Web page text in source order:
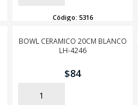
Código: 5316
BOWL CERAMICO 20CM BLANCO
LH-4246
$84
AÑADIR